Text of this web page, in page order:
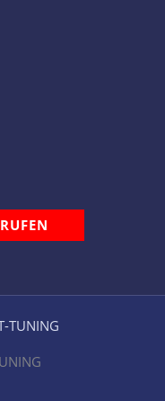
TUNING